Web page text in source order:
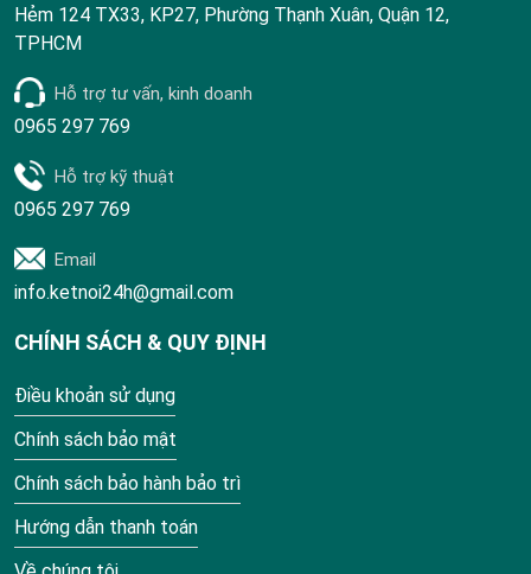
Hẻm 124 TX33, KP27, Phường Thạnh Xuân, Quận 12,
TPHCM
Hỗ trợ tư vấn, kinh doanh
0965 297 769
Hỗ trợ kỹ thuật
0965 297 769
Email
info.ketnoi24h@gmail.com
CHÍNH SÁCH & QUY ĐỊNH
Điều khoản sử dụng
Chính sách bảo mật
Chính sách bảo hành bảo trì
Hướng dẫn thanh toán